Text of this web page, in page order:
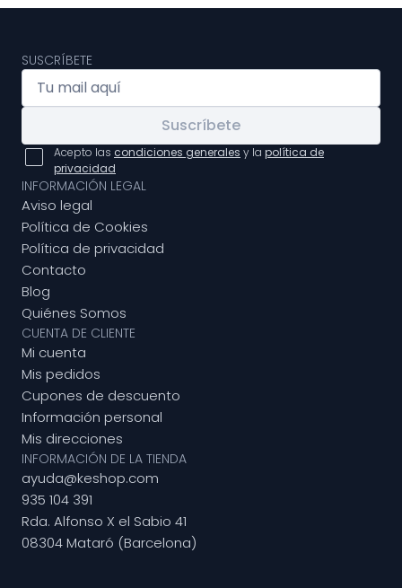
SUSCRÍBETE
Suscríbete
Acepto las condiciones generales y la política de
privacidad
INFORMACIÓN LEGAL
Aviso legal
Política de Cookies
Política de privacidad
Contacto
Blog
Quiénes Somos
CUENTA DE CLIENTE
Mi cuenta
Mis pedidos
Cupones de descuento
Información personal
Mis direcciones
INFORMACIÓN DE LA TIENDA
ayuda@keshop.com
935 104 391
Rda. Alfonso X el Sabio 41
08304 Mataró (Barcelona)